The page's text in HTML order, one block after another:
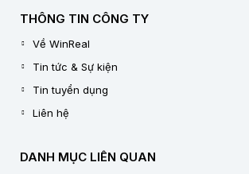
THÔNG TIN CÔNG TY
Về WinReal
Tin tức & Sự kiện
Tin tuyển dụng
Liên hệ
DANH MỤC LIÊN QUAN